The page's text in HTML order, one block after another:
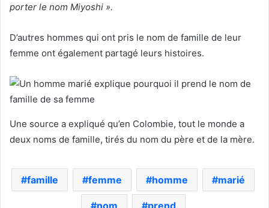
porter le nom Miyoshi ».
D’autres hommes qui ont pris le nom de famille de leur
femme ont également partagé leurs histoires.
Une source a expliqué qu’en Colombie, tout le monde a
deux noms de famille, tirés du nom du père et de la mère.
famille femme homme marié
nom prend